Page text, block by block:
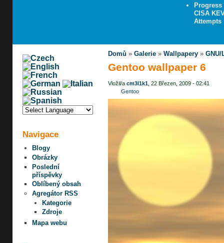
Progress
CISA
Attempts
Navigace
Blogy
Obrázky
Poslední
příspěvky
Oblíbený obsah
Agregátor RSS
Kategorie
Zdroje
Mapa webu
Domů » Galerie» Wallpapery» GNU/
Gentoo wallpaper 6
Vložil/a cm3l1k1, 22 Březen, 2009 - 02:41
Gentoo